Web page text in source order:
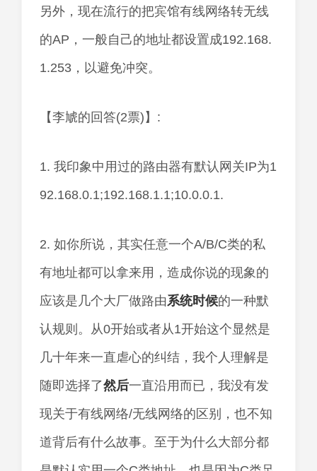
另外，现在流行的把宾馆有线网络转无线
的AP，一般自己的地址都设置成192.168.
1.253，以避免冲突。
【李虓的回答(2票)】:
1. 我印象中用过的路由器有默认网关IP为1
92.168.0.1;192.168.1.1;10.0.0.1.
2. 如你所说，其实任意一个A/B/C类的私
有地址都可以拿来用，造成你说的现象的
应该是几个大厂做路由系统时候的一种默
认规则。从0开始或者从1开始这个显然是
几十年来一直虐心的纠结，我个人理解是
随即选择了然后一直沿用而已，我没有发
现关于有线网络/无线网络的区别，也不知
道背后有什么故事。至于为什么大部分都